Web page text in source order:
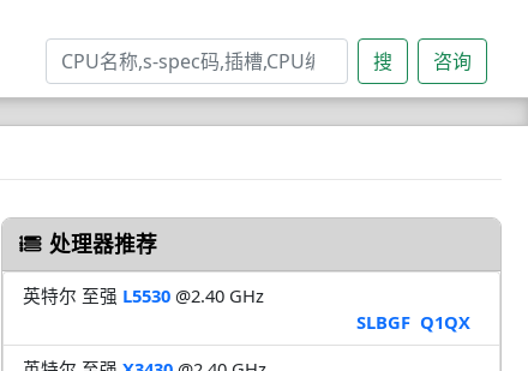
搜 咨询
处理器推荐
英特尔 至强 L5530@2.40 GHz
SLBGF Q1QX